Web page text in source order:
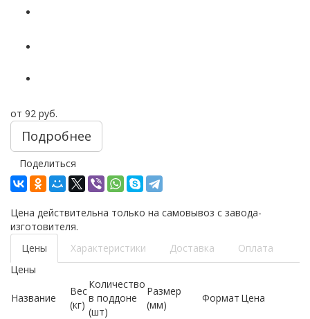
от 92 руб.
Подробнее
Поделиться
Цена действительна только на самовывоз с завода-
изготовителя.
Цены
Характеристики Доставка
Оплата
Цены
Название
Вес
(кг)
Количество
в поддоне
(шт)
Размер
(мм)
Формат Цена